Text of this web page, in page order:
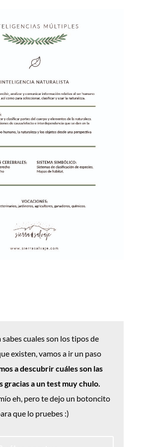
cuales son los tipos de
existen, vamos a ir un paso
a descubrir cuáles son las
gracias a un test muy chulo.
eh, pero te dejo un botoncito
que lo pruebes :)